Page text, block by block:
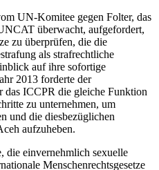
UN-Komitee gegen Folter, das
überwacht, aufgefordert,
zu überprüfen, die die
als strafrechtliche
auf ihre sofortige
2013 forderte der
das ICCPR die gleiche Funktion
zu unternehmen, um
und die diesbezüglichen
aufzuheben.
die einvernehmlich sexuelle
Menschenrechtsgesetze